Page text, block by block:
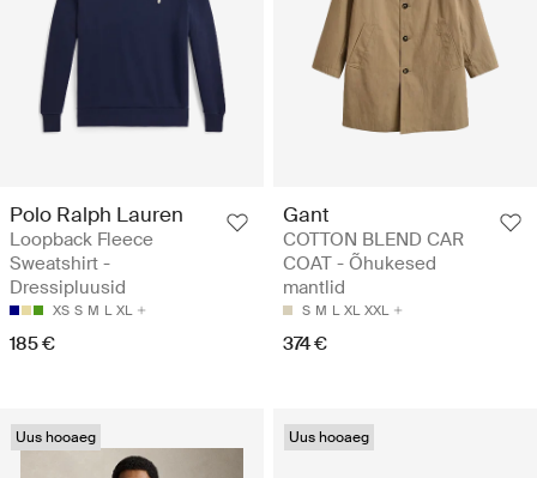
Polo Ralph Lauren
Loopback Fleece
Sweatshirt -
Dressipluusid
XS S M L XL
185 €
Gant
COTTON BLEND CAR
COAT - Õhukesed
mantlid
S M L XL XXL
374 €
Uus hooaeg Uus hooaeg